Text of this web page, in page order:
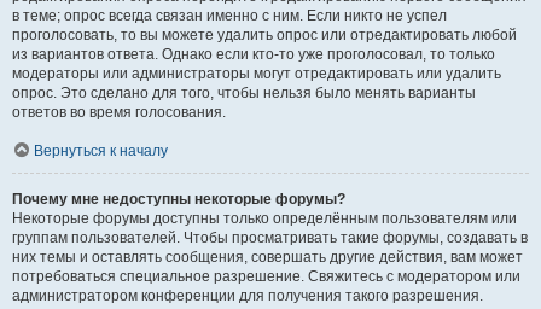
в теме; опрос всегда связан именно с ним. Если никто не успел
проголосовать, то вы можете удалить опрос или отредактировать любой
из вариантов ответа. Однако если кто-то уже проголосовал, то только
модераторы или администраторы могут отредактировать или удалить
опрос. Это сделано для того, чтобы нельзя было менять варианты
ответов во время голосования.
Вернуться к началу
Почему мне недоступны некоторые форумы?
Некоторые форумы доступны только определённым пользователям или
группам пользователей. Чтобы просматривать такие форумы, создавать в
них темы и оставлять сообщения, совершать другие действия, вам может
потребоваться специальное разрешение. Свяжитесь с модератором или
администратором конференции для получения такого разрешения.